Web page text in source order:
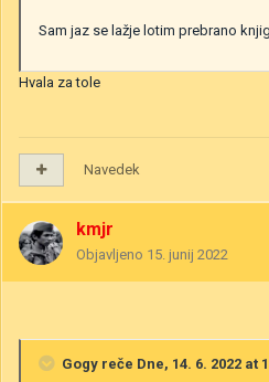
Sam jaz se lažje lotim prebrano
Hvala za tole
Navedek
kmjr
Objavljeno 15. junij 2022
Gogy reče Dne, 14. 6. 2022 at